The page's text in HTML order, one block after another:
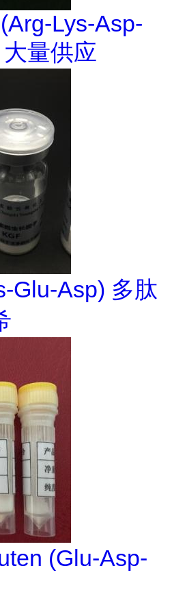
Lys-Asp-
量供应
Glu-Asp) 多肽
(Glu-Asp-